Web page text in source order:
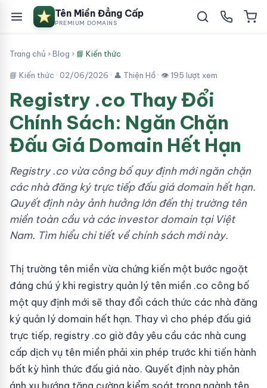
Tên Miền Đẳng Cấp
PREMIUM DOMAINS
Trang chủ ›Blog › 📘 Kiến thức
📘 Kiến thức · 02/06/2026 · 👤 Thiện Hồ · 👁 195 lượt xem
Registry .co Thay Đổi
Chính Sách: Ngăn Chặn
Đấu Giá Domain Hết Hạn
Registry .co vừa công bố quy định mới ngăn chặn
các nhà đăng ký trực tiếp đấu giá domain hết hạn.
Quyết định này ảnh hưởng lớn đến thị trường tên
miền toàn cầu và các investor domain tại Việt
Nam. Tìm hiểu chi tiết về chính sách mới này.
Thị trường tên miền vừa chứng kiến một bước ngoặt
đáng chú ý khi registry quản lý tên miền .co công bố
một quy định mới sẽ thay đổi cách thức các nhà đăng
ký quản lý domain hết hạn. Thay vì cho phép đấu giá
trực tiếp, registry .co giờ đây yêu cầu các nhà cung
cấp dịch vụ tên miền phải xin phép trước khi tiến hành
bất kỳ hình thức đấu giá nào. Quyết định này phản
ánh xu hướng tăng cường kiểm soát trong ngành tên